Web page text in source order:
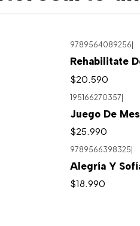
9789564089256
Rehabilitate
$20.590
195166270357|
Juego De
$25.990
9789566398325
Alegría Y
$18.990